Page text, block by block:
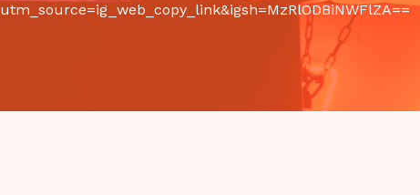
utm_source=ig_web_copy_link&igsh=MzRlODBiNWFlZA==